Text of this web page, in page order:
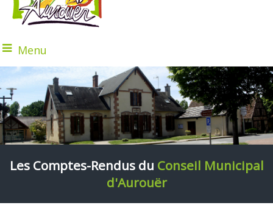
Menu
Les Comptes-Rendus du Conseil Municipal
d'Aurouër